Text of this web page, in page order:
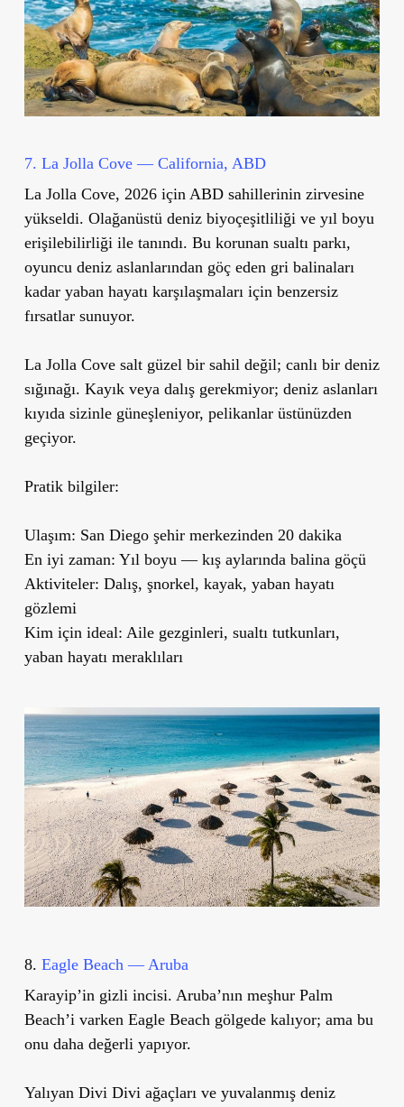
7. La Jolla Cove — California, ABD
La Jolla Cove, 2026 için ABD sahillerinin zirvesine
yükseldi. Olağanüstü deniz biyoçeşitliliği ve yıl boyu
erişilebilirliği ile tanındı. Bu korunan sualtı parkı,
oyuncu deniz aslanlarından göç eden gri balinaları
kadar yaban hayatı karşılaşmaları için benzersiz
fırsatlar sunuyor.
La Jolla Cove salt güzel bir sahil değil; canlı bir deniz
sığınağı. Kayık veya dalış gerekmiyor; deniz aslanları
kıyıda sizinle güneşleniyor, pelikanlar üstünüzden
geçiyor.
Pratik bilgiler:
Ulaşım: San Diego şehir merkezinden 20 dakika
En iyi zaman: Yıl boyu — kış aylarında balina göçü
Aktiviteler: Dalış, şnorkel, kayak, yaban hayatı
gözlemi
Kim için ideal: Aile gezginleri, sualtı tutkunları,
yaban hayatı meraklıları
8. Eagle Beach — Aruba
Karayip’in gizli incisi. Aruba’nın meşhur Palm
Beach’i varken Eagle Beach gölgede kalıyor; ama bu
onu daha değerli yapıyor.
Yalıyan Divi Divi ağaçları ve yuvalanmış deniz